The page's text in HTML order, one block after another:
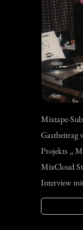
Mixtape-
Gastbeitrag
Projekts ,,
MixCloud
Interview